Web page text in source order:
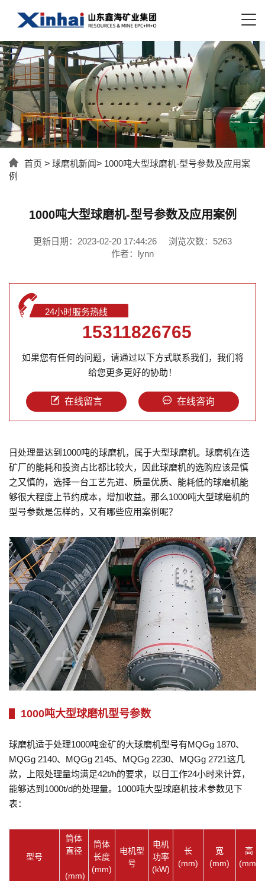
首页 > 球磨机新闻> 1000吨大型球磨机-型号参数及应用案
例
1000吨大型球磨机-型号参数及应用案例
更新日期：2023-02-20 17:44:26
浏览次数：5263
作者：lynn
24小时服务热线
15311826765
如果您有任何的问题，请通过以下方式联系我们，我们将
给您更多更好的协助！
在线留言 在线咨询
日处理量达到1000吨的球磨机，属于大型球磨机。球磨机在选
矿厂的能耗和投资占比都比较大，因此球磨机的选购应该是慎
之又慎的，选择一台工艺先进、质量优质、能耗低的球磨机能
够很大程度上节约成本，增加收益。那么1000吨大型球磨机的
型号参数是怎样的，又有哪些应用案例呢？
1000吨大型球磨机型号参数
球磨机适于处理1000吨金矿的大球磨机型号有MQGg 1870、
MQGg 2140、MQGg 2145、MQGg 2230、MQGg 2721这几
款，上限处理量均满足42t/h的要求，以日工作24小时来计算，
能够达到1000t/d的处理量。1000吨大型球磨机技术参数见下
表：
型号
筒体
直径
(mm)
筒体
长度
(mm)
电机型
号
电机
功率
(kW)
长
(mm)
宽
(mm)
高
(mm)